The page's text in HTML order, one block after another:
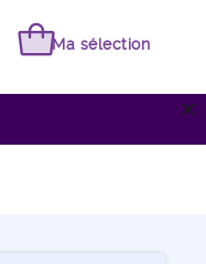
Ma sélection
close